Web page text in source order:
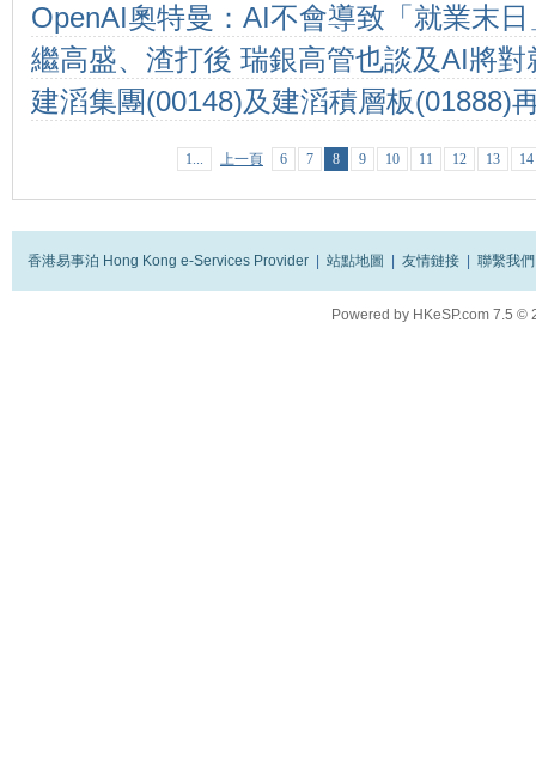
OpenAI奧特曼：AI不會導致「就業末
領工作會大減
繼高盛、渣打後 瑞銀高管也談及AI將
建滔集團(00148)及建滔積層板(01888)
1... 上一頁 6 7 8 9 10 11 12 13 14
香港易事泊 Hong Kong e-Services Provider 站點地圖 友情鏈接 聯繫我們
Powered by HKeSP.com 7.5 ©